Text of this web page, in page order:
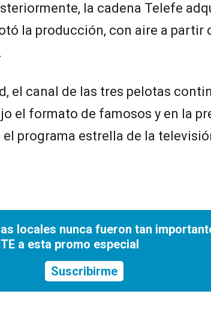
la cadena Telefe
la producción, con aire a partir
el canal de las tres pelotas
el formato de famosos y en la
el programa estrella de la
locales nunca fueron tan
a esta promo especial
Suscribirme